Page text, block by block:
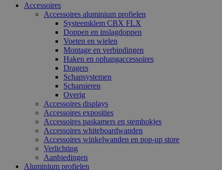
Accessoires
Accessoires aluminium profielen
Systeemklem CBX FLX
Doppen en inslagdoppen
Voeten en wielen
Montage en verbindingen
Haken en ophangaccessoires
Dragers
Schapsystemen
Scharnieren
Overig
Accessoires displays
Accessoires exposities
Accessoires paskamers en stemhokjes
Accessoires whiteboardwanden
Accessoires winkelwanden en pop-up store
Verlichting
Aanbiedingen
Aluminium profielen